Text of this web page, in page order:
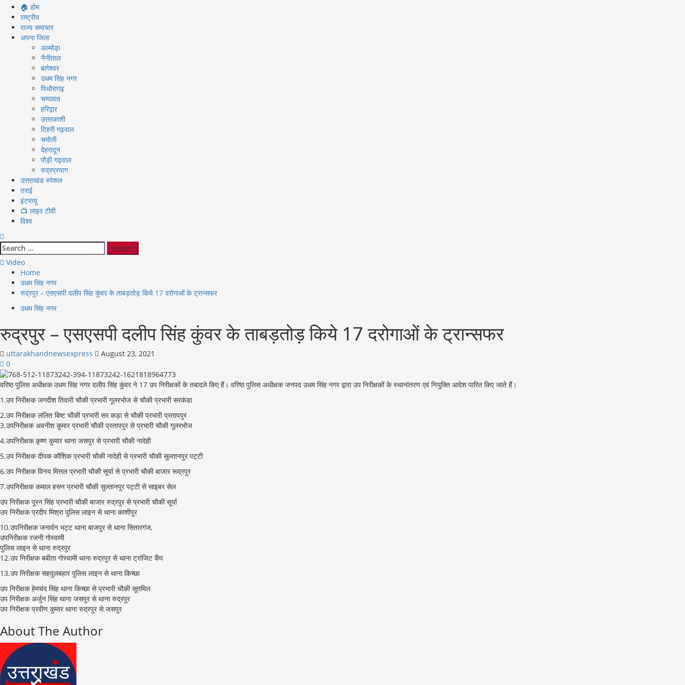
Primary
Menu
🏠 होम
राष्ट्रीय
राज्य समाचार
अपना जिला
अल्मोड़ा
नैनीताल
बागेश्वर
उधम सिंह नगर
पिथौरागढ़
चम्पावत
हरिद्वार
उत्तरकाशी
टिहरी गढ़वाल
चमोली
देहरादून
पौड़ी गढ़वाल
रुद्रप्रयाग
उत्तराखंड स्पेशल
तराई
इंटरव्यू
📺 लाइव टीवी
विश्व
Search
for:
Video
Home
उधम सिंह नगर
रुद्रपुर – एसएसपी दलीप सिंह कुंवर के ताबड़तोड़ किये 17 दरोगाओं के ट्रान्सफर
उधम सिंह नगर
रुद्रपुर – एसएसपी दलीप सिंह कुंवर के ताबड़तोड़ किये 17 दरोगाओं के ट्रान्सफर
uttarakhandnewsexpress
August 23, 2021
0
वरिष्ठ पुलिस अधीक्षक उधम सिंह नगर दलीप सिंह कुंवर ने 17 उप निरीक्षकों के तबादले किए हैं। वरिष्ठ पुलिस अधीक्षक जनपद उधम सिंह नगर द्वारा उप निरीक्षकों के स्थानांतरण एवं नियुक्ति आदेश पारित किए जाते हैं।
1.उप निरीक्षक जगदीश तिवारी चौकी प्रभारी गूलरभोज से चौकी प्रभारी सरकंडा
2.उप निरीक्षक ललित बिष्ट चौकी प्रभारी सर कड़ा से चौकी प्रभारी प्रतापपुर
3.उपनिरीक्षक अवनीश कुमार प्रभारी चौकी प्रतापपुर से प्रभारी चौकी गूलरभोज
4.उपनिरीक्षक कृष्ण कुमार थाना जसपुर से प्रभारी चौकी नादेही
5.उप निरीक्षक दीपक कौशिक प्रभारी चौकी नादेही से प्रभारी चौकी सुल्तानपुर पट्टी
6.उप निरीक्षक विनय मित्तल प्रभारी चौकी सूर्या से प्रभारी चौकी बाजार रूद्रपुर
7.उपनिरीक्षक कमाल हसन प्रभारी चौकी सुल्तानपुर पट्टी से साइबर सेल
उप निरीक्षक पूरन सिंह प्रभारी चौकी बाजार रुद्रपुर से प्रभारी चौकी सूर्या
उप निरीक्षक प्रदीप मिश्रा पुलिस लाइन से थाना काशीपुर
10.उपनिरीक्षक जनार्दन भट्ट थाना बाजपुर से थाना सितारगंज,
उपनिरीक्षक रजनी गोस्वामी
पुलिस लाइन से थाना रुद्रपुर
12.उप निरीक्षक बबीता गोस्वामी थाना रुद्रपुर से थाना ट्रांजिट कैंप
13.उप निरीक्षक सहदुलबहार पुलिस लाइन से थाना किच्छा
उप निरीक्षक हेमचंद सिंह थाना किच्छा से प्रभारी चौकी सूतमिल
उप निरीक्षक अर्जुन सिंह थाना जसपुर से थाना रुद्रपुर
उप निरीक्षक प्रवीण कुमार थाना रुद्रपुर से जसपुर
About The Author